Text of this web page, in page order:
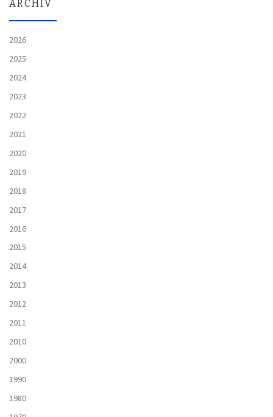
ARCHIV
2026
2025
2024
2023
2022
2021
2020
2019
2018
2017
2016
2015
2014
2013
2012
2011
2010
2000
1990
1980